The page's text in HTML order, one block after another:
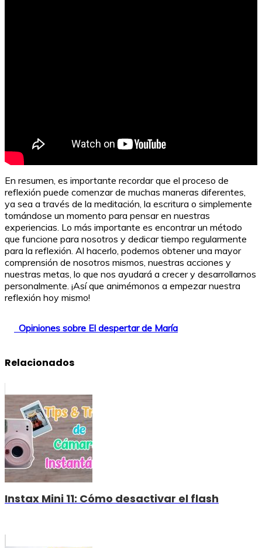
En resumen, es importante recordar que el proceso de
reflexión puede comenzar de muchas maneras diferentes,
ya sea a través de la meditación, la escritura o simplemente
tomándose un momento para pensar en nuestras
experiencias. Lo más importante es encontrar un método
que funcione para nosotros y dedicar tiempo regularmente
para la reflexión. Al hacerlo, podemos obtener una mayor
comprensión de nosotros mismos, nuestras acciones y
nuestras metas, lo que nos ayudará a crecer y desarrollarnos
personalmente. ¡Así que animémonos a empezar nuestra
reflexión hoy mismo!
Opiniones sobre El despertar de María
Relacionados
Instax Mini 11: Cómo desactivar el flash